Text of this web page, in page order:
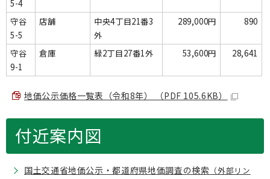
5-4
守谷
5-5
店舗
中央4丁目21番3
外
289,000円 890
守谷
9-1
倉庫 緑2丁目27番1外 53,600円 28,641
地価公示価格一覧表（令和8年） （PDF 105.6KB）
付近案内図
国土交通省地価公示・都道府県地価調査の検索 （外部リン